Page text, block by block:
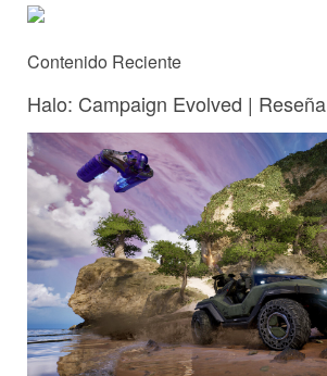
Contenido Reciente
Halo: Campaign Evolved | Reseña